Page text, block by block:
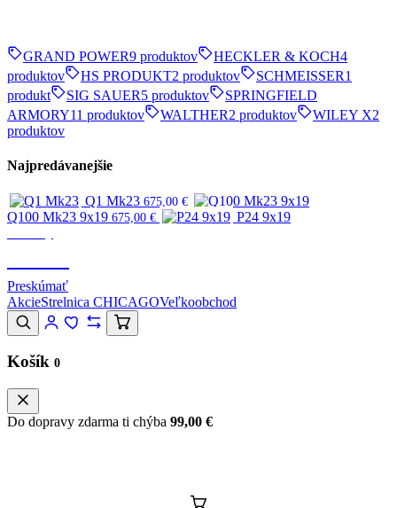
GRAND POWER9 produktov HECKLER & KOCH4
produktov
HS PRODUKT2 produktov SCHMEISSER1
produkt
SIG SAUER5 produktov
SPRINGFIELD
ARMORY11 produktov WALTHER2 produktov WILEY X2
produktov
Najpredávanejšie
Q1 Mk23 675,00 €
Q100 Mk23 9x19 675,00 €
P24 9x19
Preskúmať
AkcieStrelnica CHICAGOVeľkoobchod
Košík 0
Do dopravy zdarma ti chýba 99,00 €